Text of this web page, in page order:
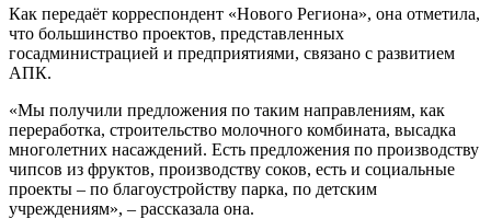
Как передаёт корреспондент «Нового Региона», она отметила,
что большинство проектов, представленных
госадминистрацией и предприятиями, связано с развитием
АПК.
«Мы получили предложения по таким направлениям, как
переработка, строительство молочного комбината, высадка
многолетних насаждений. Есть предложения по производству
чипсов из фруктов, производству соков, есть и социальные
проекты – по благоустройству парка, по детским
учреждениям», – рассказала она.